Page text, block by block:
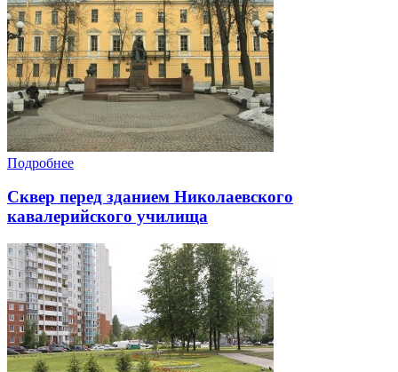
Подробнее
Сквер перед зданием Николаевского
кавалерийского училища